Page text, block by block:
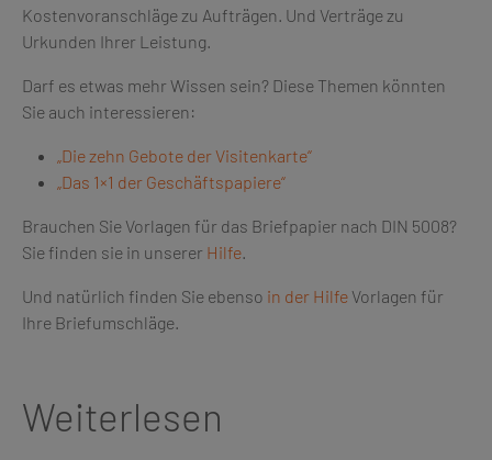
Kostenvoranschläge zu Aufträgen. Und Verträge zu
Urkunden Ihrer Leistung.
Darf es etwas mehr Wissen sein? Diese Themen könnten
Sie auch interessieren:
„Die zehn Gebote der Visitenkarte“
„Das 1×1 der Geschäftspapiere“
Brauchen Sie Vorlagen für das Briefpapier nach DIN 5008?
Sie finden sie in unserer Hilfe.
Und natürlich finden Sie ebenso in der Hilfe Vorlagen für
Ihre Briefumschläge.
Weiterlesen